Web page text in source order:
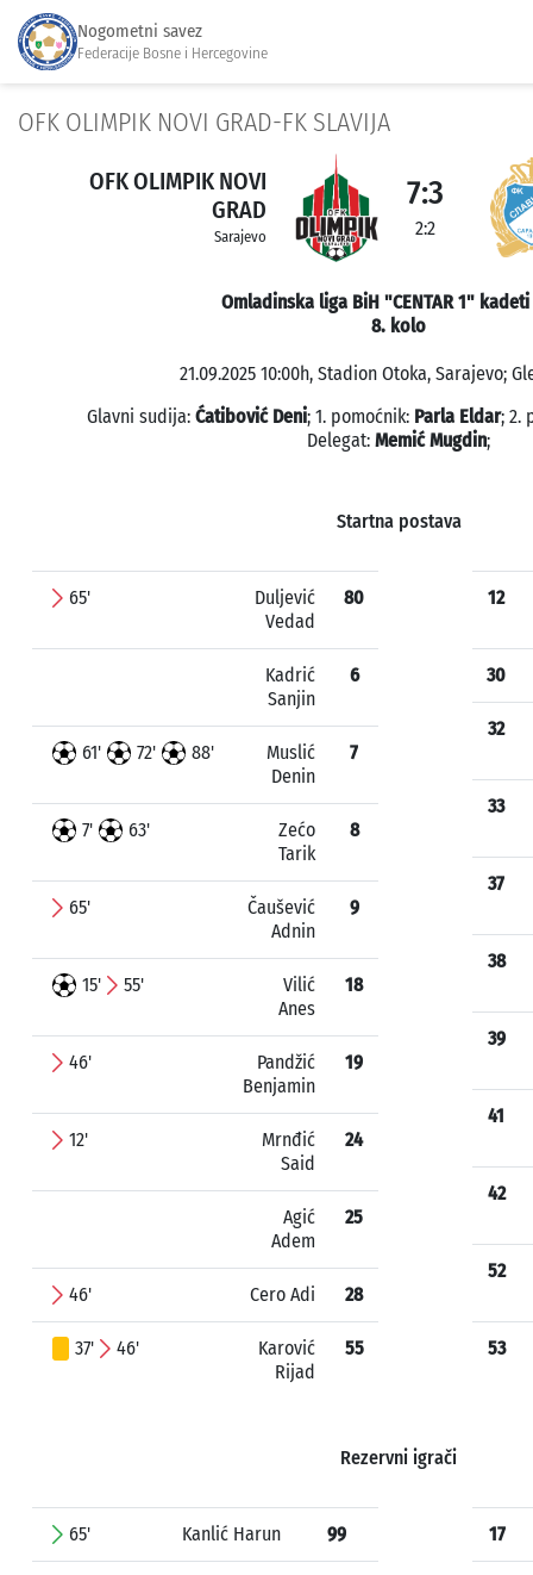
Nogometni savez
Federacije Bosne i Hercegovine
OFK OLIMPIK NOVI GRAD-FK SLAVIJA
OFK OLIMPIK NOVI
GRAD
Sarajevo
7:3
2:2
Omladinska liga BiH "CENTAR 1"
8. kolo
21.09.2025 10:00h, Stadion Otoka, Sarajevo;
Glavni sudija: Ćatibović Deni; 1. pomoćnik: Parla Eldar; 2.
Delegat: Memić Mugdin;
Startna postava
65'
Duljević
Vedad
80
Kadrić
Sanjin
6
61' 72' 88'
Muslić
Denin
7
7' 63'
Zećo
Tarik
8
65'
Čaušević
Adnin
9
15' 55'
Vilić
Anes
18
46'
Pandžić
Benjamin
19
12'
Mrnđić
Said
24
Agić
Adem
25
46' Cero Adi 28
37' 46'
Karović
Rijad
55
12
30
32
33
37
38
39
41
42
52
53
Rezervni igrači
65' Kanlić Harun 99 17